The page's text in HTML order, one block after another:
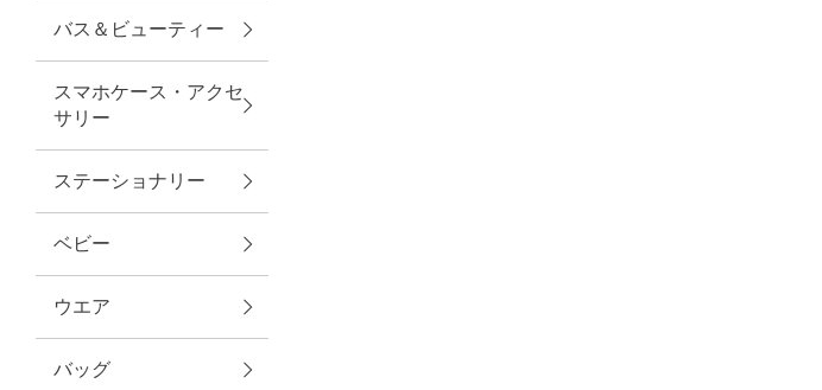
ダイニング
キッチン
ファブリック
グリーン
バス＆ビューティー
スマホケース・アクセ
サリー
ステーショナリー
ベビー
ウエア
バッグ